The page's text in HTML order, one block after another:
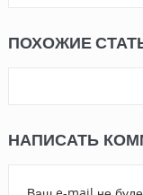
ПОХОЖИЕ
НАПИСАТЬ